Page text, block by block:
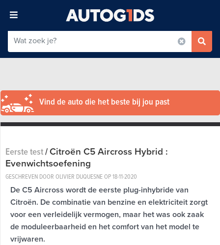
Vind de auto die het beste bij jou past
Eerste test/Citroën C5 Aircross Hybrid :
Evenwichtsoefening
GESCHREVEN DOOR OLIVIER DUQUESNE OP18-11-2020
De C5 Aircross wordt de eerste plug-inhybride van
Citroën. De combinatie van benzine en elektriciteit zorgt
voor een verleidelijk vermogen, maar het was ook zaak
de moduleerbaarheid en het comfort van het model te
vrijwaren.